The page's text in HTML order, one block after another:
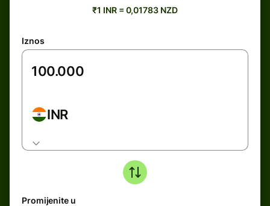
₹1 INR = 0,01783 NZD
Iznos
INR
Promijenite u